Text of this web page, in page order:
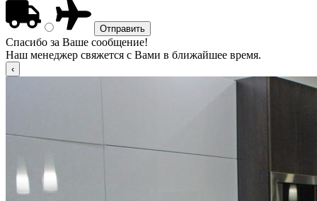
Спасибо за Ваше сообщение!
Наш менеджер свяжется с Вами в ближайшее время.